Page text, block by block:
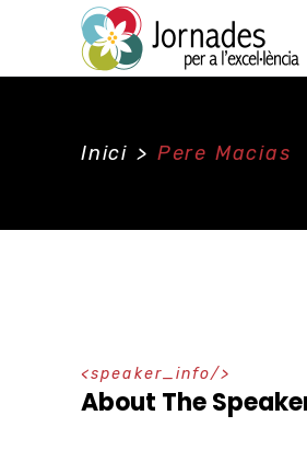
Inici > Pere Macias
speaker_info
About The